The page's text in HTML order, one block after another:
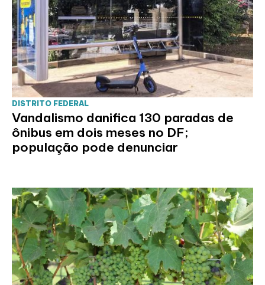
DISTRITO FEDERAL
Vandalismo danifica 130 paradas de
ônibus em dois meses no DF;
população pode denunciar